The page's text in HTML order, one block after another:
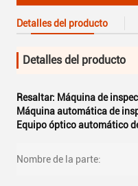
Detalles del producto
Detalles del producto
Resaltar: Máquina de
Máquina automática de
Equipo óptico automático
Nombre de la parte: